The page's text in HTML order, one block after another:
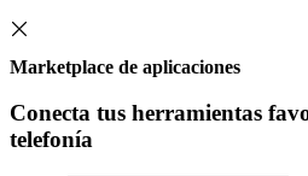
Marketplace de aplicaciones
Conecta tus herramientas
telefonía